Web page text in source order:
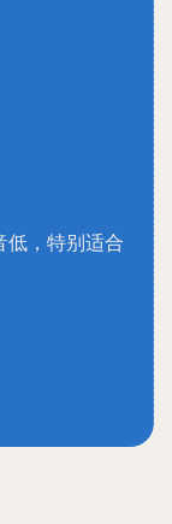
低，特别适合